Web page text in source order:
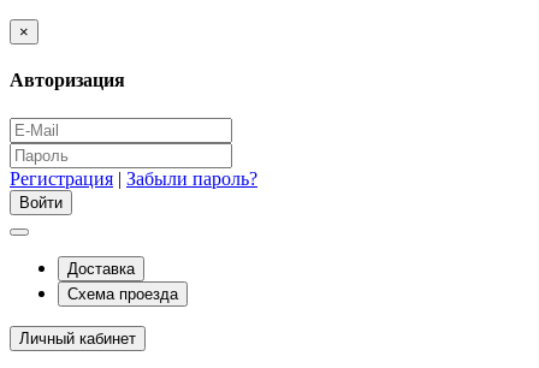
×
Авторизация
Регистрация | Забыли пароль?
Доставка
Схема проезда
Личный кабинет